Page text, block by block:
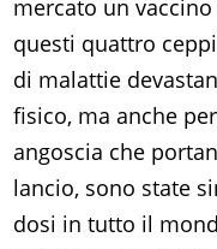
mercato un
questi quattro
di malattie
fisico, ma anche
angoscia che
lancio, sono state
dosi in tutto il